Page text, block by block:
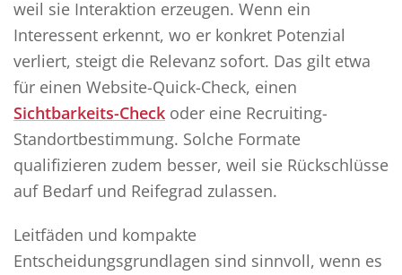
weil sie Interaktion erzeugen. Wenn ein
Interessent erkennt, wo er konkret Potenzial
verliert, steigt die Relevanz sofort. Das gilt etwa
für einen Website-Quick-Check, einen
Sichtbarkeits-Check oder eine Recruiting-
Standortbestimmung. Solche Formate
qualifizieren zudem besser, weil sie Rückschlüsse
auf Bedarf und Reifegrad zulassen.
Leitfäden und kompakte
Entscheidungsgrundlagen sind sinnvoll, wenn es